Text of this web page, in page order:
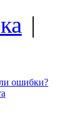
|
ошибки?